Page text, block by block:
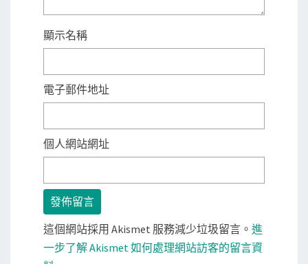
顯示名稱
電子郵件地址
個人網站網址
這個網站採用 Akismet 服務減少垃圾留言。 進
一步了解 Akismet 如何處理網站訪客的留言資